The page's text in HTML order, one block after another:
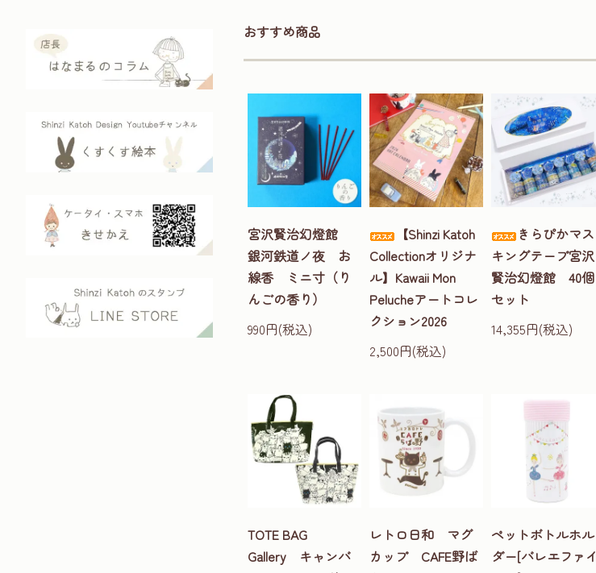
おすすめ商品
宮沢賢治幻燈館
銀河鉄道ノ夜 お
線香 ミニ寸（り
んごの香り）
990円(税込)
【Shinzi Katoh
Collectionオリジナ
ル】Kawaii Mon
Pelucheアートコレ
クション2026
2,500円(税込)
きらぴかマス
キングテープ宮沢
賢治幻燈館 40個
セット
14,355円(税込)
TOTE BAG
Gallery キャンバ
レトロ日和 マグ
カップ CAFE野ば
ペットボトルホル
ダー[バレエファイ